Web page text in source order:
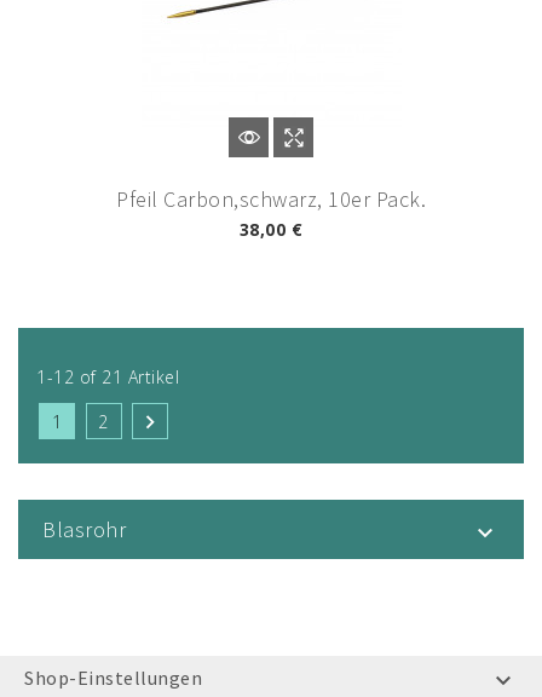
Pfeil Carbon,schwarz, 10er Pack.
38,00 €
1-12 of 21 Artikel
1
2 
Blasrohr 
Shop-Einstellungen 